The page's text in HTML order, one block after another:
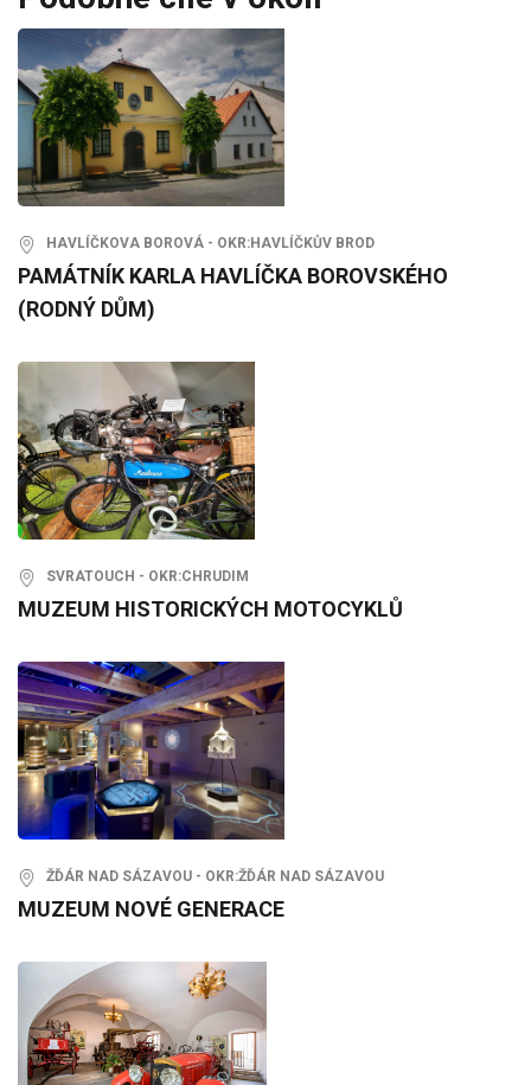
HAVLÍČKOVA BOROVÁ - OKR:HAVLÍČKŮV BROD
PAMÁTNÍK KARLA HAVLÍČKA BOROVSKÉHO
(RODNÝ DŮM)
SVRATOUCH - OKR:CHRUDIM
MUZEUM HISTORICKÝCH MOTOCYKLŮ
ŽĎÁR NAD SÁZAVOU - OKR:ŽĎÁR NAD SÁZAVOU
MUZEUM NOVÉ GENERACE